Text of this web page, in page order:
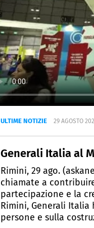
ULTIME NOTIZIE 29 AGOSTO
Generali Italia al
Rimini, 29 ago.
chiamate a
partecipazione e la
Rimini, Generali
persone e sulla